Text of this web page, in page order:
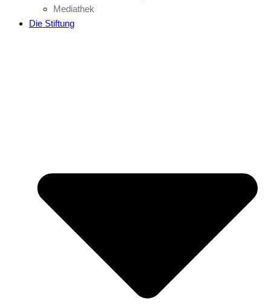
Mediathek
Die Stiftung